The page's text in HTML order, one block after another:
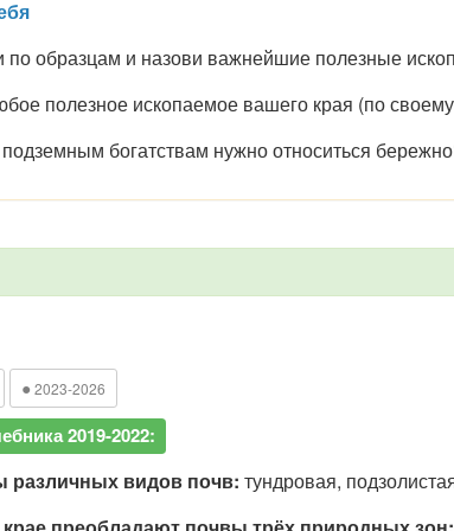
по образцам и назови важнейшие полезные
полезное ископаемое вашего края (по
богатствам нужно относиться
● 2023-2026
2019-2022:
различных видов почв: тундровая,